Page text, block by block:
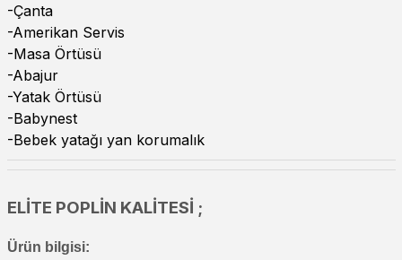
-Çanta
-Amerikan Servis
-Masa Örtüsü
-Abajur
-Yatak Örtüsü
-Babynest
-Bebek yatağı yan korumalık
ELİTE POPLİN KALİTESİ ;
Ürün bilgisi: